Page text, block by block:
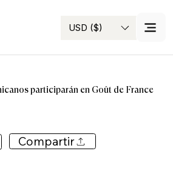
USD ($)
participarán en Goût de France
Compartir